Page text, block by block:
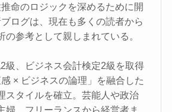
命のロジックを深めるために開
ログは、現在も多くの読者から
の参考として親しまれている。
級、ビジネス会計検定2級を取得
× ビジネスの論理」を融合した
スタイルを確立。芸能人や政治
婦、フリーランスから経営者ま